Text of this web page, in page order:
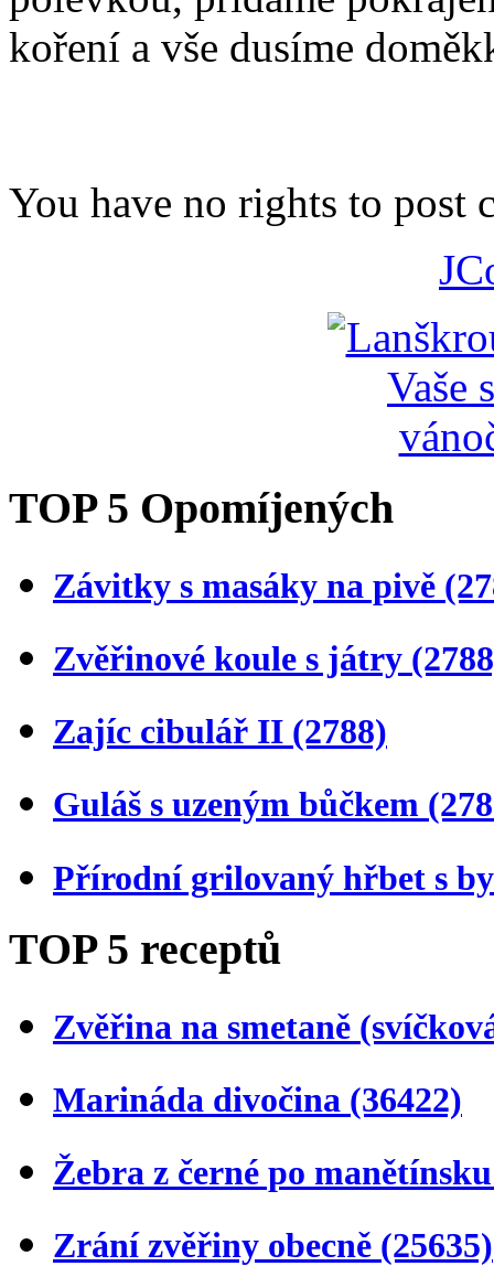
koření a vše dusíme
You have no rights to post
TOP 5 Opomíjených
Závitky s masáky na pivě
Zvěřinové koule s játry
Zajíc cibulář II (2788)
Guláš s uzeným bůčkem
Přírodní grilovaný hřbet s
TOP 5 receptů
Zvěřina na smetaně
Marináda divočina (36422)
Žebra z černé po
Zrání zvěřiny obecně (25635)